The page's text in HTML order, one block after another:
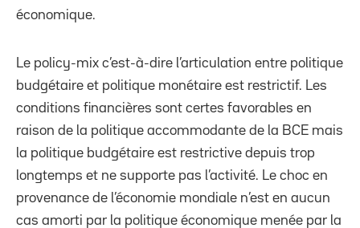
économique.
Le policy-mix c’est-à-dire l’articulation entre politique
budgétaire et politique monétaire est restrictif. Les
conditions financières sont certes favorables en
raison de la politique accommodante de la BCE mais
la politique budgétaire est restrictive depuis trop
longtemps et ne supporte pas l’activité. Le choc en
provenance de l’économie mondiale n’est en aucun
cas amorti par la politique économique menée par la